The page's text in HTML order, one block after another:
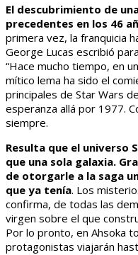
El descubrimiento de
precedentes en los 46
primera vez, la franquicia
George Lucas escribió
“Hace mucho tiempo, en
mítico lema ha sido el
principales de Star Wars
esperanza allá por 1977.
siempre.
Resulta que el universo
que una sola galaxia.
de otorgarle a la saga
que ya tenía. Los
confirma, de todas las
virgen sobre el que
Por lo pronto, en Ahsoka
protagonistas viajarán